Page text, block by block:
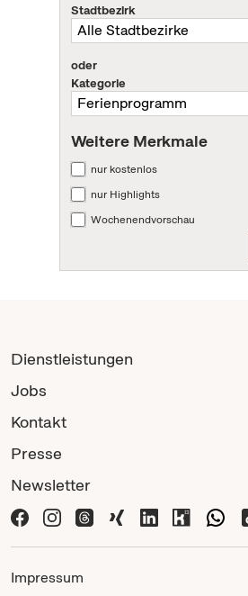
Stadtbezirk
oder
Kategorie
Weitere Merkmale
nur kostenlos
nur Highlights
Wochenendvorschau
Dienstleistungen
Jobs
Kontakt
Presse
Newsletter
Impressum